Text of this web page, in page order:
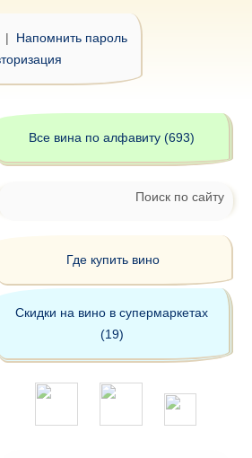
| Напомнить пароль
Все вина по алфавиту (693)
Поиск по сайту
Где купить вино
Скидки на вино в супермаркетах
(19)